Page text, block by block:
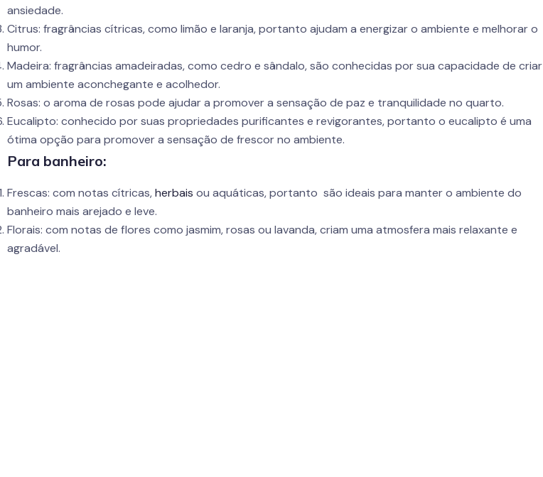
ansiedade.
Citrus: fragrâncias cítricas, como limão e laranja, portanto ajudam a energizar o ambiente e melhorar o
humor.
Madeira: fragrâncias amadeiradas, como cedro e sândalo, são conhecidas por sua capacidade de criar
um ambiente aconchegante e acolhedor.
Rosas: o aroma de rosas pode ajudar a promover a sensação de paz e tranquilidade no quarto.
Eucalipto: conhecido por suas propriedades purificantes e revigorantes, portanto o eucalipto é uma
ótima opção para promover a sensação de frescor no ambiente.
Para banheiro:
Frescas: com notas cítricas,herbais ou aquáticas, portanto são ideais para manter o ambiente do
banheiro mais arejado e leve.
Florais: com notas de flores como jasmim, rosas ou lavanda, criam uma atmosfera mais relaxante e
agradável.